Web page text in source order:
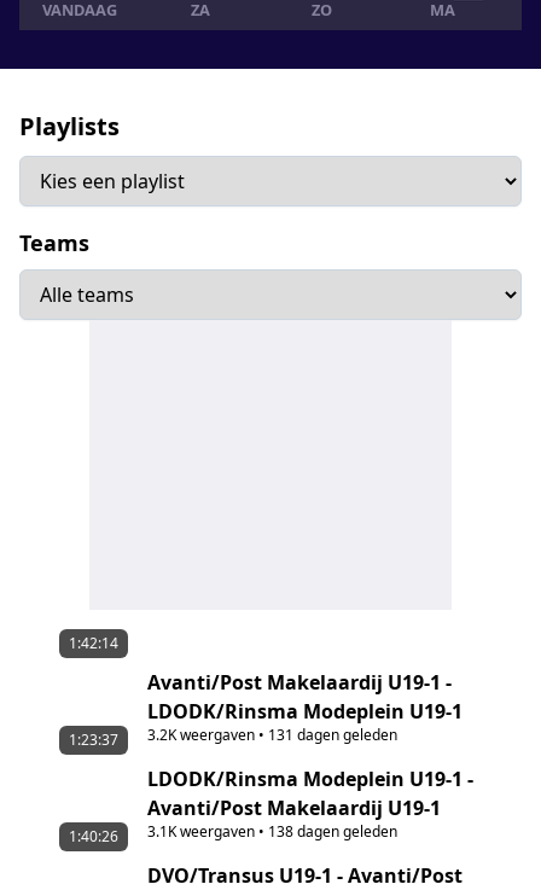
VANDAAG ZA ZO MA
Playlists
Teams
1:42:14
Avanti/Post Makelaardij U19-1 -
LDODK/Rinsma Modeplein U19-1
3.2Kweergaven• 131 dagen geleden
1:23:37
LDODK/Rinsma Modeplein U19-1 -
Avanti/Post Makelaardij U19-1
3.1Kweergaven• 138 dagen geleden
1:40:26
DVO/Transus U19-1 - Avanti/Post